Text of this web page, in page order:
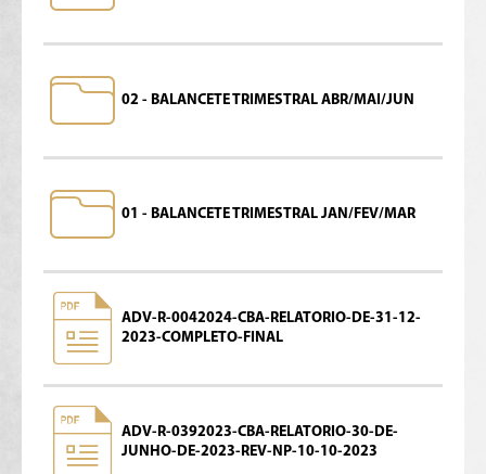
02 - BALANCETE TRIMESTRAL ABR/MAI/JUN
01 - BALANCETE TRIMESTRAL JAN/FEV/MAR
ADV-R-0042024-CBA-RELATORIO-DE-31-12-
2023-COMPLETO-FINAL
ADV-R-0392023-CBA-RELATORIO-30-DE-
JUNHO-DE-2023-REV-NP-10-10-2023